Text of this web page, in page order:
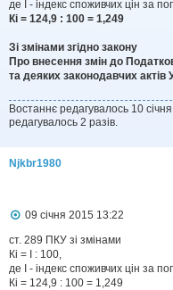
де І - індекс споживчих цін за
Кі = 124,9 : 100 = 1,249
Зі змінами згідно закону
Про внесення змін до
та деяких законодавчих
Востаннє редагувалось 10
редагувалось 2 разів.
Njkbr1980
П
в
і
д
09 січня 2015 13:22
ст. 289 ПКУ зі змінами
Кі = І : 100,
де І - індекс споживчих цін за
Кі = 124,9 : 100 = 1,249